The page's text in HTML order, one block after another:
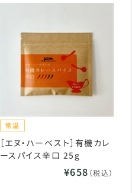
［エヌ・ハーベスト］有機カレ
ースパイス辛口 25g
¥658 （税込）